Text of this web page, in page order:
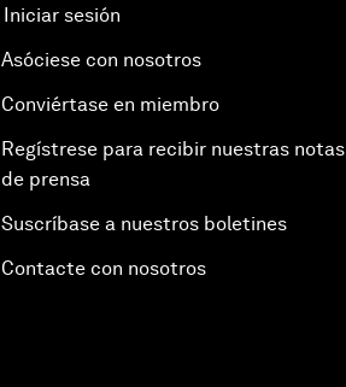
Iniciar sesión
Asóciese con nosotros
Conviértase en miembro
Regístrese para recibir nuestras notas
de prensa
Suscríbase a nuestros boletines
Contacte con nosotros